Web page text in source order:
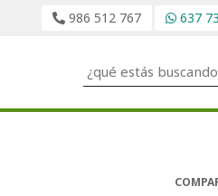
986 512 767 637